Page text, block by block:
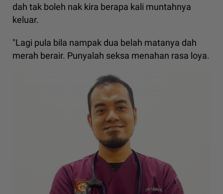
dah tak boleh nak kira berapa kali muntahnya
keluar.
"Lagi pula bila nampak dua belah matanya dah
merah berair. Punyalah seksa menahan rasa loya.